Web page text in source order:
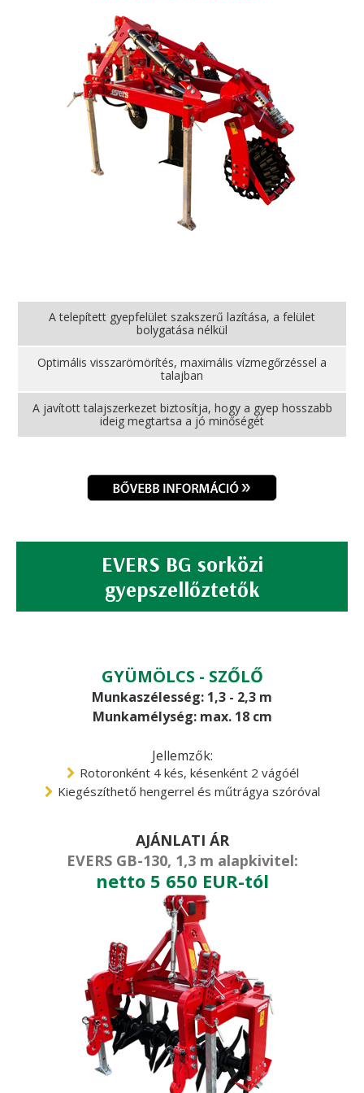
A telepített gyepfelület szakszerű lazítása, a felület
bolygatása nélkül
Optimális visszarömörítés, maximális vízmegőrzéssel a
talajban
A javított talajszerkezet biztosítja, hogy a gyep hosszabb
ideig megtartsa a jó minőségét
EVERS BG sorközi
gyepszellőztetők
GYÜMÖLCS - SZŐLŐ
Munkaszélesség: 1,3 - 2,3 m
Munkamélység: max. 18 cm
Jellemzők:
Rotoronként 4 kés, késenként 2 vágóél
Kiegészíthető hengerrel és műtrágya szóróval
AJÁNLATI ÁR
EVERS GB-130, 1,3 m alapkivitel:
netto 5 650 EUR-tól